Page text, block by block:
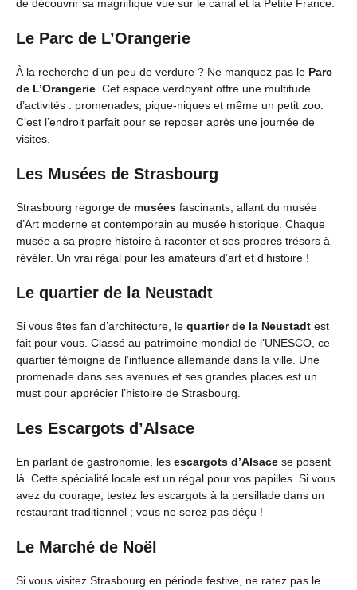
de découvrir sa magnifique vue sur le canal et la Petite France.
Le Parc de L’Orangerie
À la recherche d’un peu de verdure ? Ne manquez pas le Parc
de L’Orangerie. Cet espace verdoyant offre une multitude
d’activités : promenades, pique-niques et même un petit zoo.
C’est l’endroit parfait pour se reposer après une journée de
visites.
Les Musées de Strasbourg
Strasbourg regorge de musées fascinants, allant du musée
d’Art moderne et contemporain au musée historique. Chaque
musée a sa propre histoire à raconter et ses propres trésors à
révéler. Un vrai régal pour les amateurs d’art et d’histoire !
Le quartier de la Neustadt
Si vous êtes fan d’architecture, le quartier de la Neustadt est
fait pour vous. Classé au patrimoine mondial de l’UNESCO, ce
quartier témoigne de l’influence allemande dans la ville. Une
promenade dans ses avenues et ses grandes places est un
must pour apprécier l’histoire de Strasbourg.
Les Escargots d’Alsace
En parlant de gastronomie, les escargots d’Alsace se posent
là. Cette spécialité locale est un régal pour vos papilles. Si vous
avez du courage, testez les escargots à la persillade dans un
restaurant traditionnel ; vous ne serez pas déçu !
Le Marché de Noël
Si vous visitez Strasbourg en période festive, ne ratez pas le